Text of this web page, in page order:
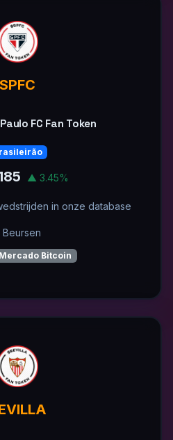
SPFC
FC Fan Token
▲ 3.45%
in onze database
Beursen
Mercado Bitcoin